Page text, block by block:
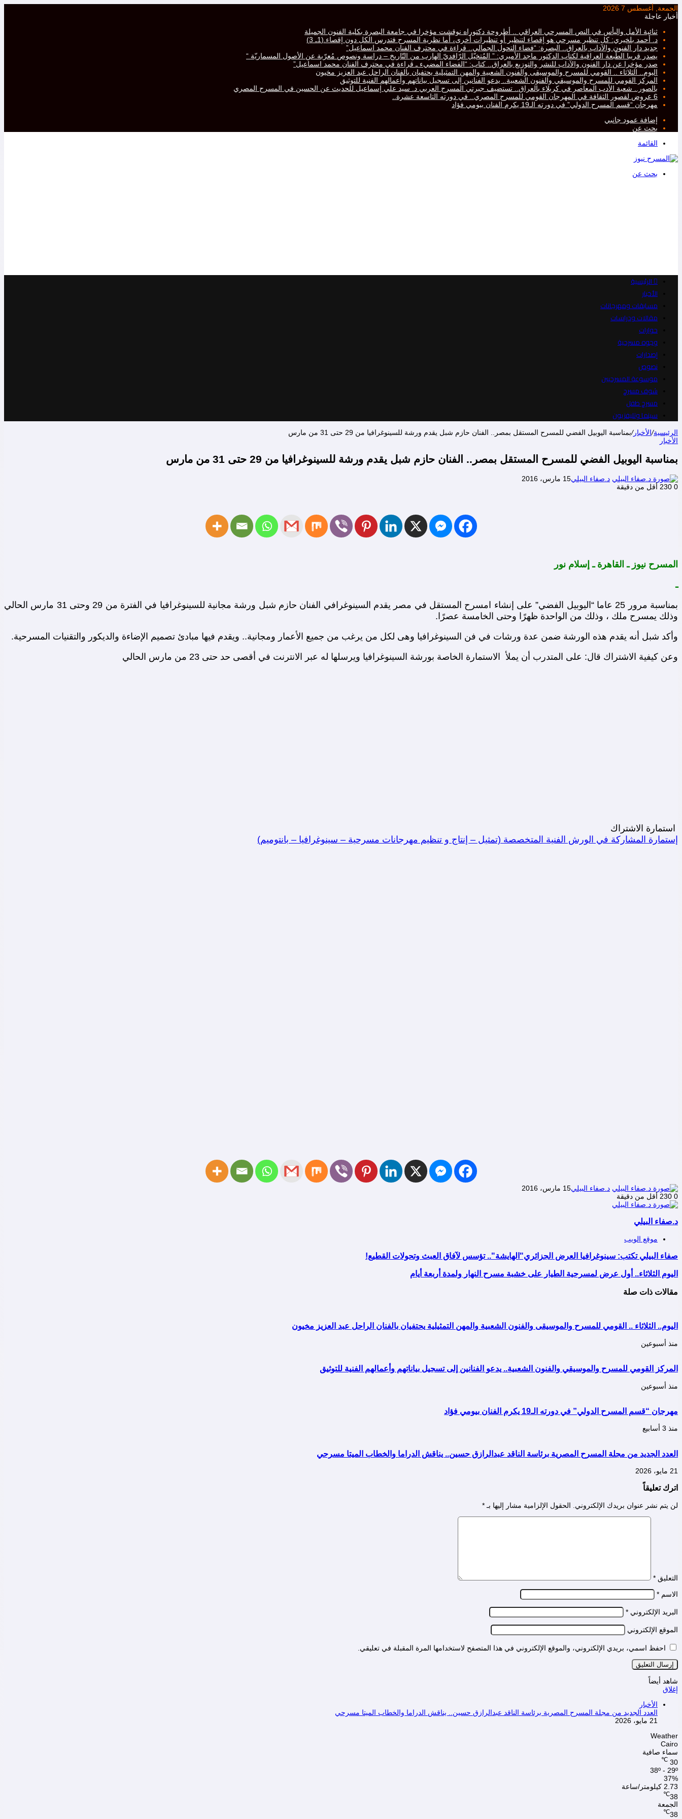
الجمعة, أغسطس 7 2026
أخبار عاجلة
ثنائية الأمل واليأس في النص المسرحي العراقي .. أطروحة دكتوراه نوقشت مؤخرا في جامعة البصرة بكلية الفنون الجميلة
د. أحمد بلخيري: كل تنظير مسرحي هو إقصاء لتنظير أو تنظيرات أخرى، أما نظرية المسرح فتدرس الكل دون إقصاء.(1ـ 3)
جديد دار الفنون والآداب بالعراق.. البصرة: “فضاء التحول الجمالي.. قراءة في محترف الفنان محمد اسماعيل”
يصدر قريبا الطّبعة العراقية لكتاب الدكتور ماجد الأميري: ” المُتخيّل الرّافديّ الهارب من التّاريخ – دراسة ونصوص مُعرّبة عن الأصول المسماريّة “
صدر مؤخرا عن دار الفنون والآداب للنشر والتوزيع بالعراق.. كتاب: “الفضاء المضيء ـ قراءة في محترف الفنان محمد اسماعيل”
اليوم.. الثلاثاء .. القومي للمسرح والموسيقى والفنون الشعبية والمهن التمثيلية يحتفيان بالفنان الراحل عبد العزيز مخيون
المركز القومي للمسرح والموسيقي والفنون الشعبية.. يدعو الفنانين إلى تسجيل بياناتهم وأعمالهم الفنية للتوثيق
بالصور.. شعبة الأدب المعاصر في كربلاء بالعراق.. تستضيف جبرتي المسرح العربي د. سيد علي إسماعيل للحديث عن الحسين في المسرح المصري
6 عروض لقصور الثقافة في المهرجان القومي للمسرح المصري.. في دورته التاسعة عشرة..
مهرجان “قسم المسرح الدولي” في دورته الـ19 يكرم الفنان بيومي فؤاد
إضافة عمود جانبي
بحث عن
القائمة
بحث عن
الرئيسية
الأخبار
مسابقات ومهرجانات
مقالات ودراسات
حوارات
وجوه مسرحية
إصدارات
نصوص
موسوعة المسرحيين
شوف مسرح
مسرح طفل
سينما وتليفزيون
الرئيسية/الأخبار/بمناسبة اليوبيل الفضي للمسرح المستقل بمصر.. الفنان حازم شبل يقدم ورشة للسينوغرافيا من 29 حتى 31 من مارس
الأخبار
بمناسبة اليوبيل الفضي للمسرح المستقل بمصر.. الفنان حازم شبل يقدم ورشة للسينوغرافيا من 29 حتى 31 من مارس
د.صفاء البيلي15 مارس، 2016
0
أقل من دقيقة
المسرح نيوز ـ القاهرة ـ إسلام نور
ـ
بمناسبة مرور 25 عاما “اليوبيل الفضي” على إنشاء امسرح المستقل في مصر يقدم السينوغرافي الفنان حازم شبل ورشة مجانية للسينوغرافيا في الفترة من 29 وحتى 31 مارس الحالي
وذلك يمسرح ملك ، وذلك من الواحدة ظهرًا وحتى الخامسة عصرًا.
وأكد شبل أنه يقدم هذه الورشة ضمن عدة ورشات في فن السينوغرافيا وهى لكل من يرغب من جميع الأعمار ومجانية.. ويقدم فيها مبادئ تصميم الإضاءة والديكور والتقنيات المسرحية.
وعن كيفية الاشتراك قال: على المتدرب أن يملأ الاستمارة الخاصة بورشة السينوغرافيا ويرسلها له عبر الانترنت في أقصى حد حتى 23 من مارس الحالي
استمارة الاشتراك
إستمارة المشاركة في الورش الفنية المتخصصة (تمثيل – إنتاج و تنظيم مهرجانات مسرحية – سينوغرافيا – بانتوميم)
د.صفاء البيلي15 مارس، 2016
0
أقل من دقيقة
د.صفاء البيلي
موقع الويب
صفاء البيلي تكتب: سينوغرافيا العرض الجزائري"الهايشة".. تؤسس لآفاق العبث وتحولات القطيع!
اليوم الثلاثاء.. أول عرض لمسرحية الطيار على خشبة مسرح النهار ولمدة أربعة أيام
مقالات ذات صلة
اليوم.. الثلاثاء .. القومي للمسرح والموسيقى والفنون الشعبية والمهن التمثيلية يحتفيان بالفنان الراحل عبد العزيز مخيون
منذ أسبوعين
المركز القومي للمسرح والموسيقي والفنون الشعبية.. يدعو الفنانين إلى تسجيل بياناتهم وأعمالهم الفنية للتوثيق
منذ أسبوعين
مهرجان “قسم المسرح الدولي” في دورته الـ19 يكرم الفنان بيومي فؤاد
منذ 3 أسابيع
العدد الجديد من مجلة المسرح المصرية برئاسة الناقد عبدالرازق حسين.. يناقش الدراما والخطاب الميتا مسرحي
21 مايو، 2026
اترك تعليقاً
لن يتم نشر عنوان بريدك الإلكتروني. الحقول الإلزامية مشار إليها بـ *
التعليق *
الاسم *
البريد الإلكتروني *
الموقع الإلكتروني
احفظ اسمي، بريدي الإلكتروني، والموقع الإلكتروني في هذا المتصفح لاستخدامها المرة المقبلة في تعليقي.
شاهد أيضاً
إغلاق
الأخبار
العدد الجديد من مجلة المسرح المصرية برئاسة الناقد عبدالرازق حسين.. يناقش الدراما والخطاب الميتا مسرحي
21 مايو، 2026
Weather
Cairo
سماء صافية
30
℃
38º - 29º
37%
2.73 كيلومتر/ساعة
38
℃
الجمعة
38
℃